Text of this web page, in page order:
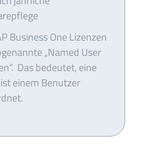
Business One Lizenzen
„Named User
Das bedeutet, eine
einem Benutzer